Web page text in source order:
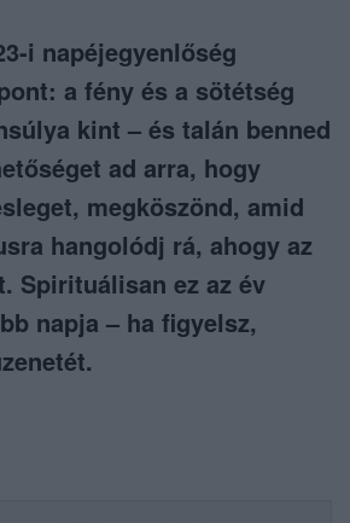
i napéjegyenlőség
a fény és a sötétség
kint – és talán benned
ad arra, hogy
megköszönd, amid
hangolódj rá, ahogy az
Spirituálisan ez az év
napja – ha figyelsz,